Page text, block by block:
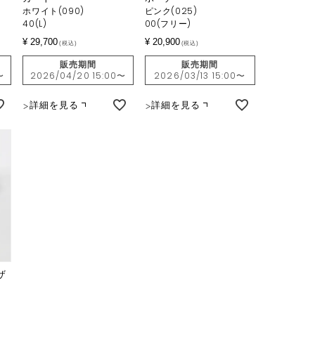
40(L)
ホワイト(090)
¥ 29,700 税込
販売期間
2026/04/20 15:00〜
詳細を見る
00(フリー)
ピンク(025)
¥ 20,900 税込
販売期間
2026/03/13 15:00〜
詳細を見る